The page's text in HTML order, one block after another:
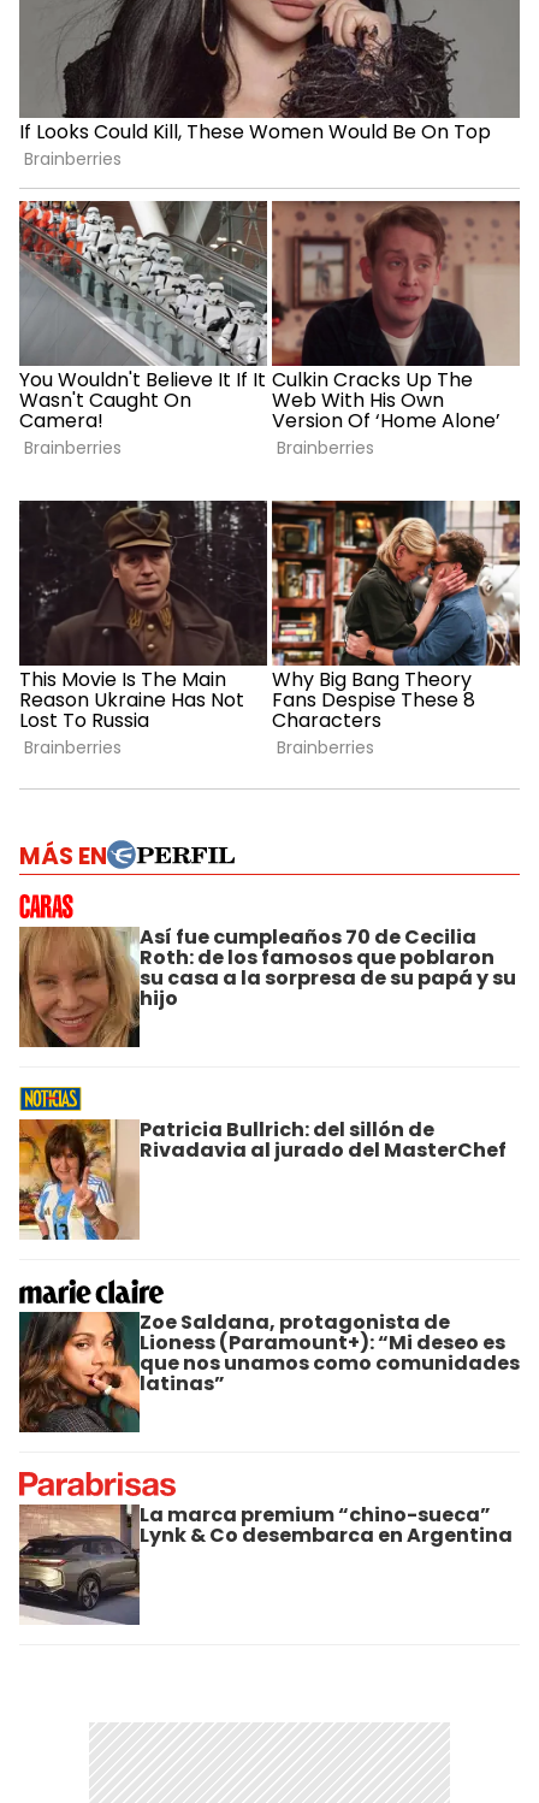
MÁS EN
Así fue cumpleaños 70 de Cecilia
Roth: de los famosos que poblaron
su casa a la sorpresa de su papá y su
hijo
Patricia Bullrich: del sillón de
Rivadavia al jurado del MasterChef
Zoe Saldana, protagonista de
Lioness (Paramount+): “Mi deseo es
que nos unamos como comunidades
latinas”
La marca premium “chino-sueca”
Lynk & Co desembarca en Argentina